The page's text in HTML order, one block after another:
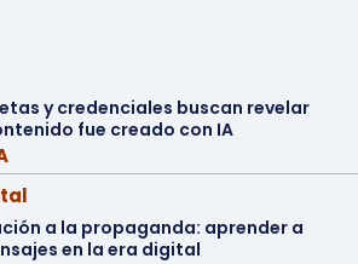
y credenciales buscan revelar
fue creado con IA
a la propaganda: aprender a
en la era digital